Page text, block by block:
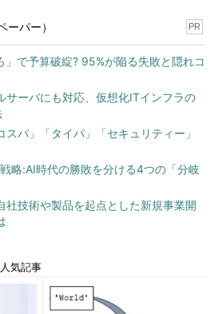
ーパー） PR
」で予算破綻? 95%が陥る失敗と隠れコ
サーバにも対応、仮想化ITインフラの
パ」「タイパ」「セキュリティー」
略:AI時代の勝敗を分ける4つの「分岐
社技術や製品を起点とした新規事業開
気記事